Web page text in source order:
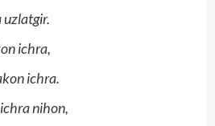
uzlatgir.
ichra,
ichra.
nihon,